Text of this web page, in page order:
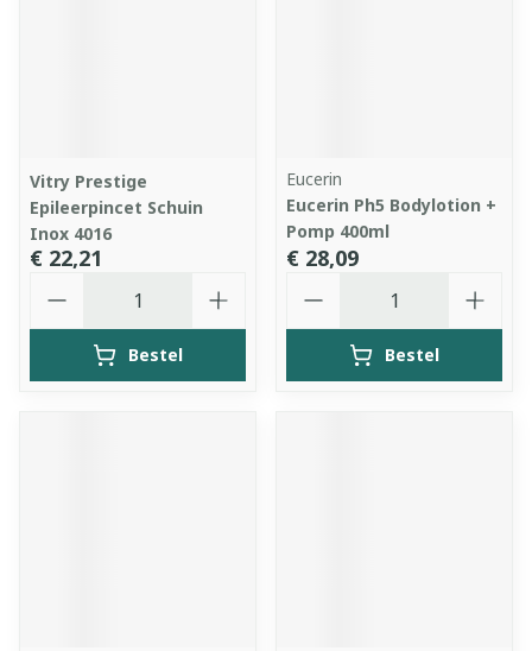
Vitry Prestige
Epileerpincet Schuin
Inox 4016
€ 22,21
Bestel
Eucerin
Eucerin Ph5 Bodylotion +
Pomp 400ml
€ 28,09
Bestel